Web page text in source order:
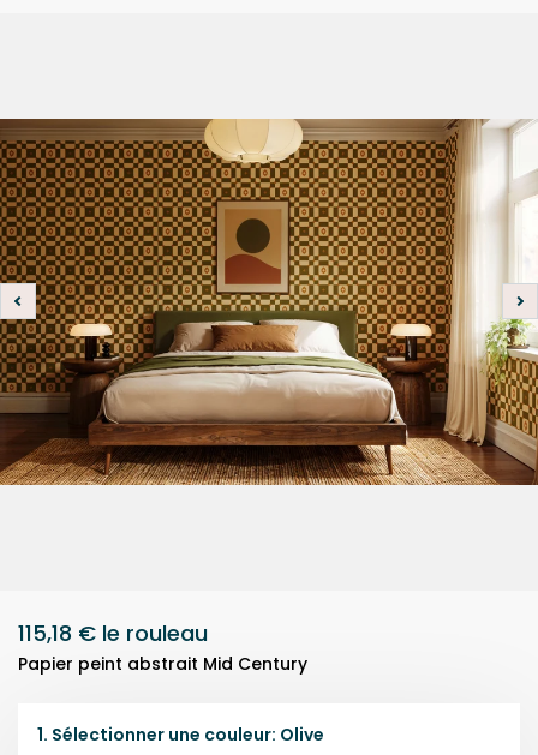
115,18 € le rouleau
Papier peint abstrait Mid Century
1. Sélectionner une couleur: Olive